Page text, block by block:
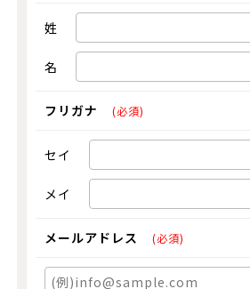
姓
名
フリガナ (必須)
セイ
メイ
メールアドレス (必須)